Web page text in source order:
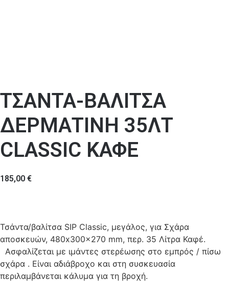
ΤΣΑΝΤΑ-ΒΑΛΙΤΣΑ
ΔΕΡΜΑΤΙΝΗ 35ΛΤ
CLASSIC ΚΑΦΕ
185,00 €
Τσάντα/βαλίτσα SIP Classic, μεγάλος, για Σχάρα
αποσκευών, 480x300x270 mm, περ. 35 Λίτρα Καφέ.
Ασφαλίζεται με ιμάντες στερέωσης στο εμπρός / πίσω
σχάρα . Είναι αδιάβροχο και στη συσκευασία
περιλαμβάνεται κάλυμα για τη βροχή.